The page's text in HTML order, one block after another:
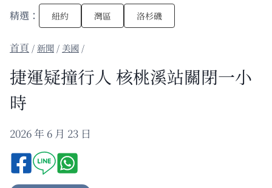
精選： 紐約 灣區 洛杉磯
/新聞 / 美國 /
捷運疑撞行人 核桃溪站關閉一小
時
2026 年 6 月 23 日